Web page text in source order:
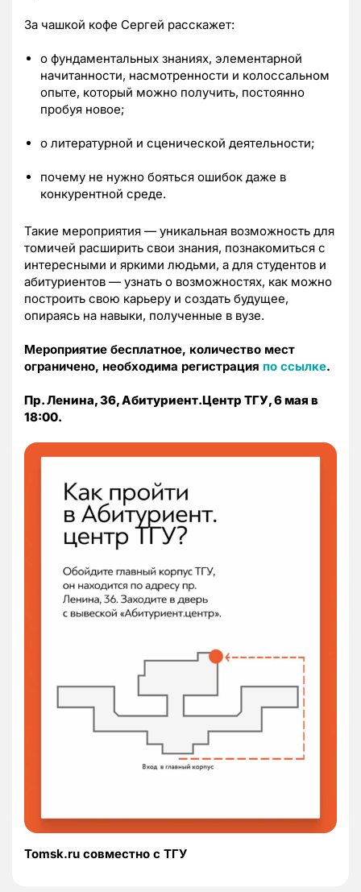
За чашкой кофе Сергей расскажет:
о фундаментальных знаниях, элементарной
начитанности, насмотренности и колоссальном
опыте, который можно получить, постоянно
пробуя новое;
о литературной и сценической деятельности;
почему не нужно бояться ошибок даже в
конкурентной среде.
Такие мероприятия — уникальная возможность для
томичей расширить свои знания, познакомиться с
интересными и яркими людьми, а для студентов и
абитуриентов — узнать о возможностях, как можно
построить свою карьеру и создать будущее,
опираясь на навыки, полученные в вузе.
Мероприятие бесплатное, количество мест
ограничено, необходима регистрация по ссылке.
Пр. Ленина, 36,Абитуриент.Центр ТГУ,6 мая в
18:00.
Tomsk.ru совместно с ТГУ